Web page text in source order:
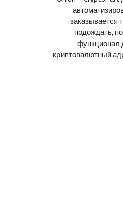
заказывается
подождать,
функционал
криптовалютный